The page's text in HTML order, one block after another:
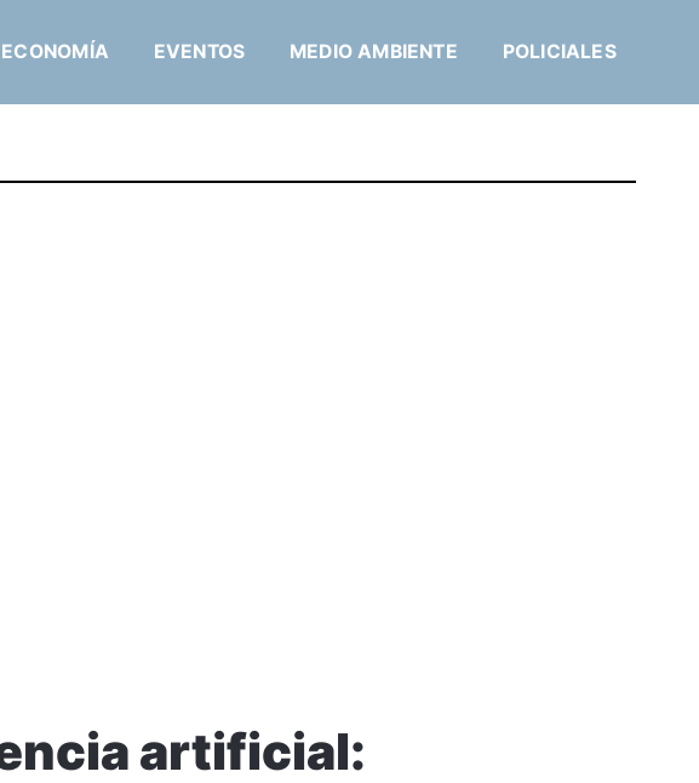
ECONOMÍA EVENTOS MEDIO AMBIENTE POLICIALES
artificial: